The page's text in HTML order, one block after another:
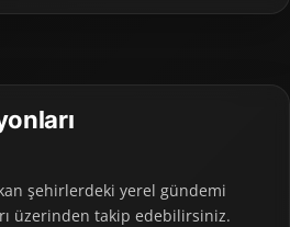
şehirlerdeki yerel gündemi
üzerinden takip edebilirsiniz.